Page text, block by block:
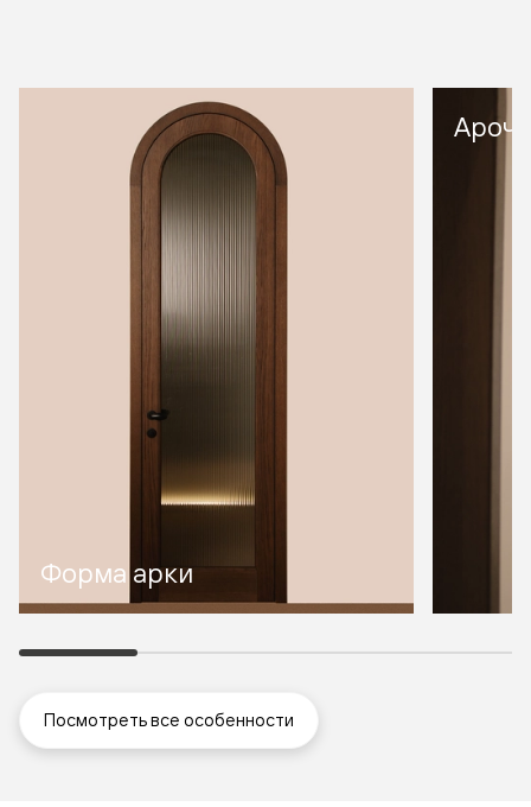
Форма арки
Посмотреть все особенности